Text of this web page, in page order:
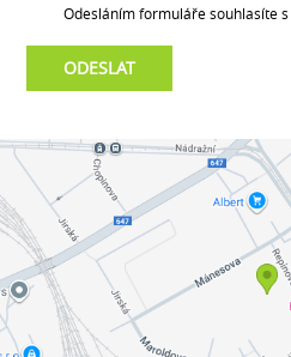
Odesláním formuláře souhlasíte s